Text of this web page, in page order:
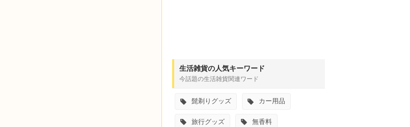
生活雑貨の人気キーワード
今話題の生活雑貨関連ワード
髭剃りグッズ カー用品
旅行グッズ 無香料